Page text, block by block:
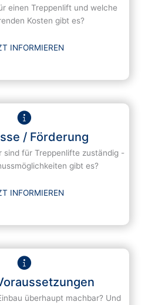
einen Treppenlift und welche
Kosten gibt es?
INFORMIEREN
/ Förderung
sind für Treppenlifte zuständig -
gibt es?
INFORMIEREN
überhaupt machbar? Und